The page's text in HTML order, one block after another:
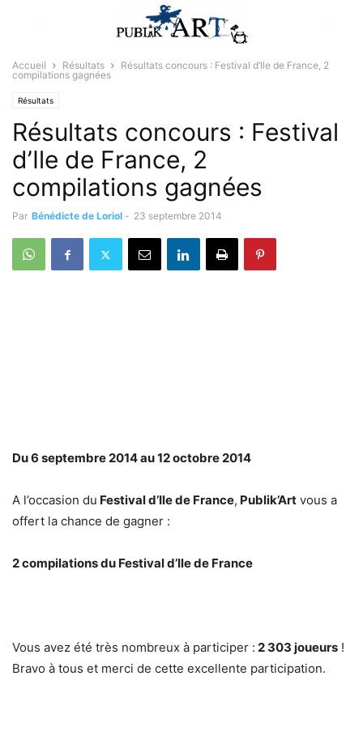
Accueil Résultats
Résultats concours : Festival d’Ile de France, 2
compilations gagnées
Résultats
Résultats concours : Festival
d’Ile de France, 2
compilations gagnées
Par Bénédicte de Loriol - 23 septembre 2014
Du 6 septembre 2014 au 12 octobre 2014
A l’occasion du Festival d’Ile de France, Publik’Art vous a
offert la chance de gagner :
2 compilations du Festival d’Ile de France
Vous avez été très nombreux à participer : 2 303 joueurs !
Bravo à tous et merci de cette excellente participation.